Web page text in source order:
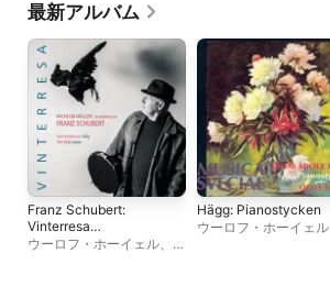
最新アルバム
Franz Schubert:
Vinterresa
(Winterreise)
ウーロフ・ホーイェル、
Hägg: Pianostycken
ウーロフ・ホーイェル